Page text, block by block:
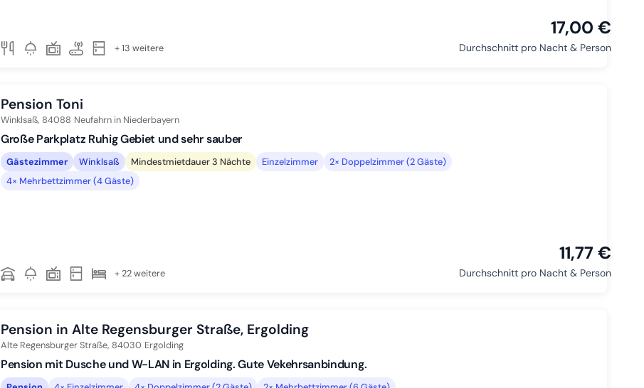
+ 13 weitere
17,00 €
Durchschnitt pro Nacht & Person
Pension Toni
Winklsaß, 84088 Neufahrn in Niederbayern
Große Parkplatz Ruhig Gebiet und sehr sauber
Gästezimmer Winklsaß Mindestmietdauer 3 Nächte Einzelzimmer
2× Doppelzimmer (2 Gäste)
4× Mehrbettzimmer (4 Gäste)
+ 22 weitere
11,77 €
Durchschnitt pro Nacht & Person
Pension in Alte Regensburger Straße, Ergolding
Alte Regensburger Straße, 84030 Ergolding
Pension mit Dusche und W-LAN in Ergolding. Gute Vekehrsanbindung.